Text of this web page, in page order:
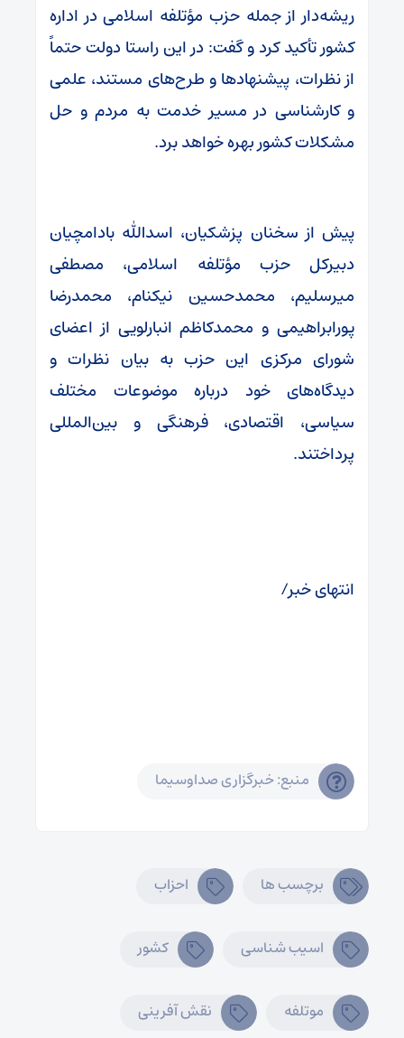
ریشه‌دار از جمله حزب مؤتلفه اسلامی در اداره
کشور تأکید کرد و گفت‌: در این راستا دولت حتماً
از نظرات، پیشنهادها و طرح‌های مستند، علمی
و کارشناسی در مسیر خدمت به مردم و حل
مشکلات کشور بهره خواهد برد.
پیش از سخنان پزشکیان، اسدالله بادامچیان
دبیرکل حزب مؤتلفه اسلامی، مصطفی
میرسلیم، محمدحسین نیکنام، محمدرضا
پورابراهیمی و محمدکاظم انبارلویی از اعضای
شورای مرکزی این حزب به بیان نظرات و
دیدگاه‌های خود درباره موضوعات مختلف
سیاسی، اقتصادی، فرهنگی و بین‌المللی
پرداختند.
انتهای خبر/
منبع: خبرگزاری صداوسیما
برچسب ها احزاب
اسیب شناسی کشور
موتلفه نقش آفرینی